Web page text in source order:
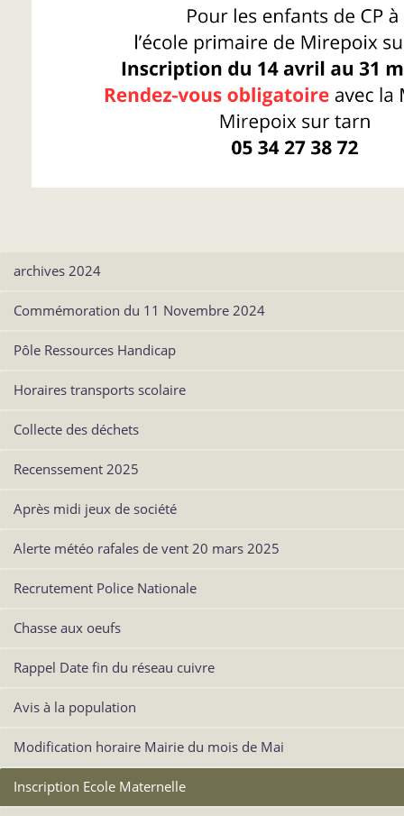
archives 2024
Commémoration du 11 Novembre 2024
Pôle Ressources Handicap
Horaires transports scolaire
Collecte des déchets
Recenssement 2025
Après midi jeux de société
Alerte météo rafales de vent 20 mars 2025
Recrutement Police Nationale
Chasse aux oeufs
Rappel Date fin du réseau cuivre
Avis à la population
Modification horaire Mairie du mois de Mai
Inscription Ecole Maternelle